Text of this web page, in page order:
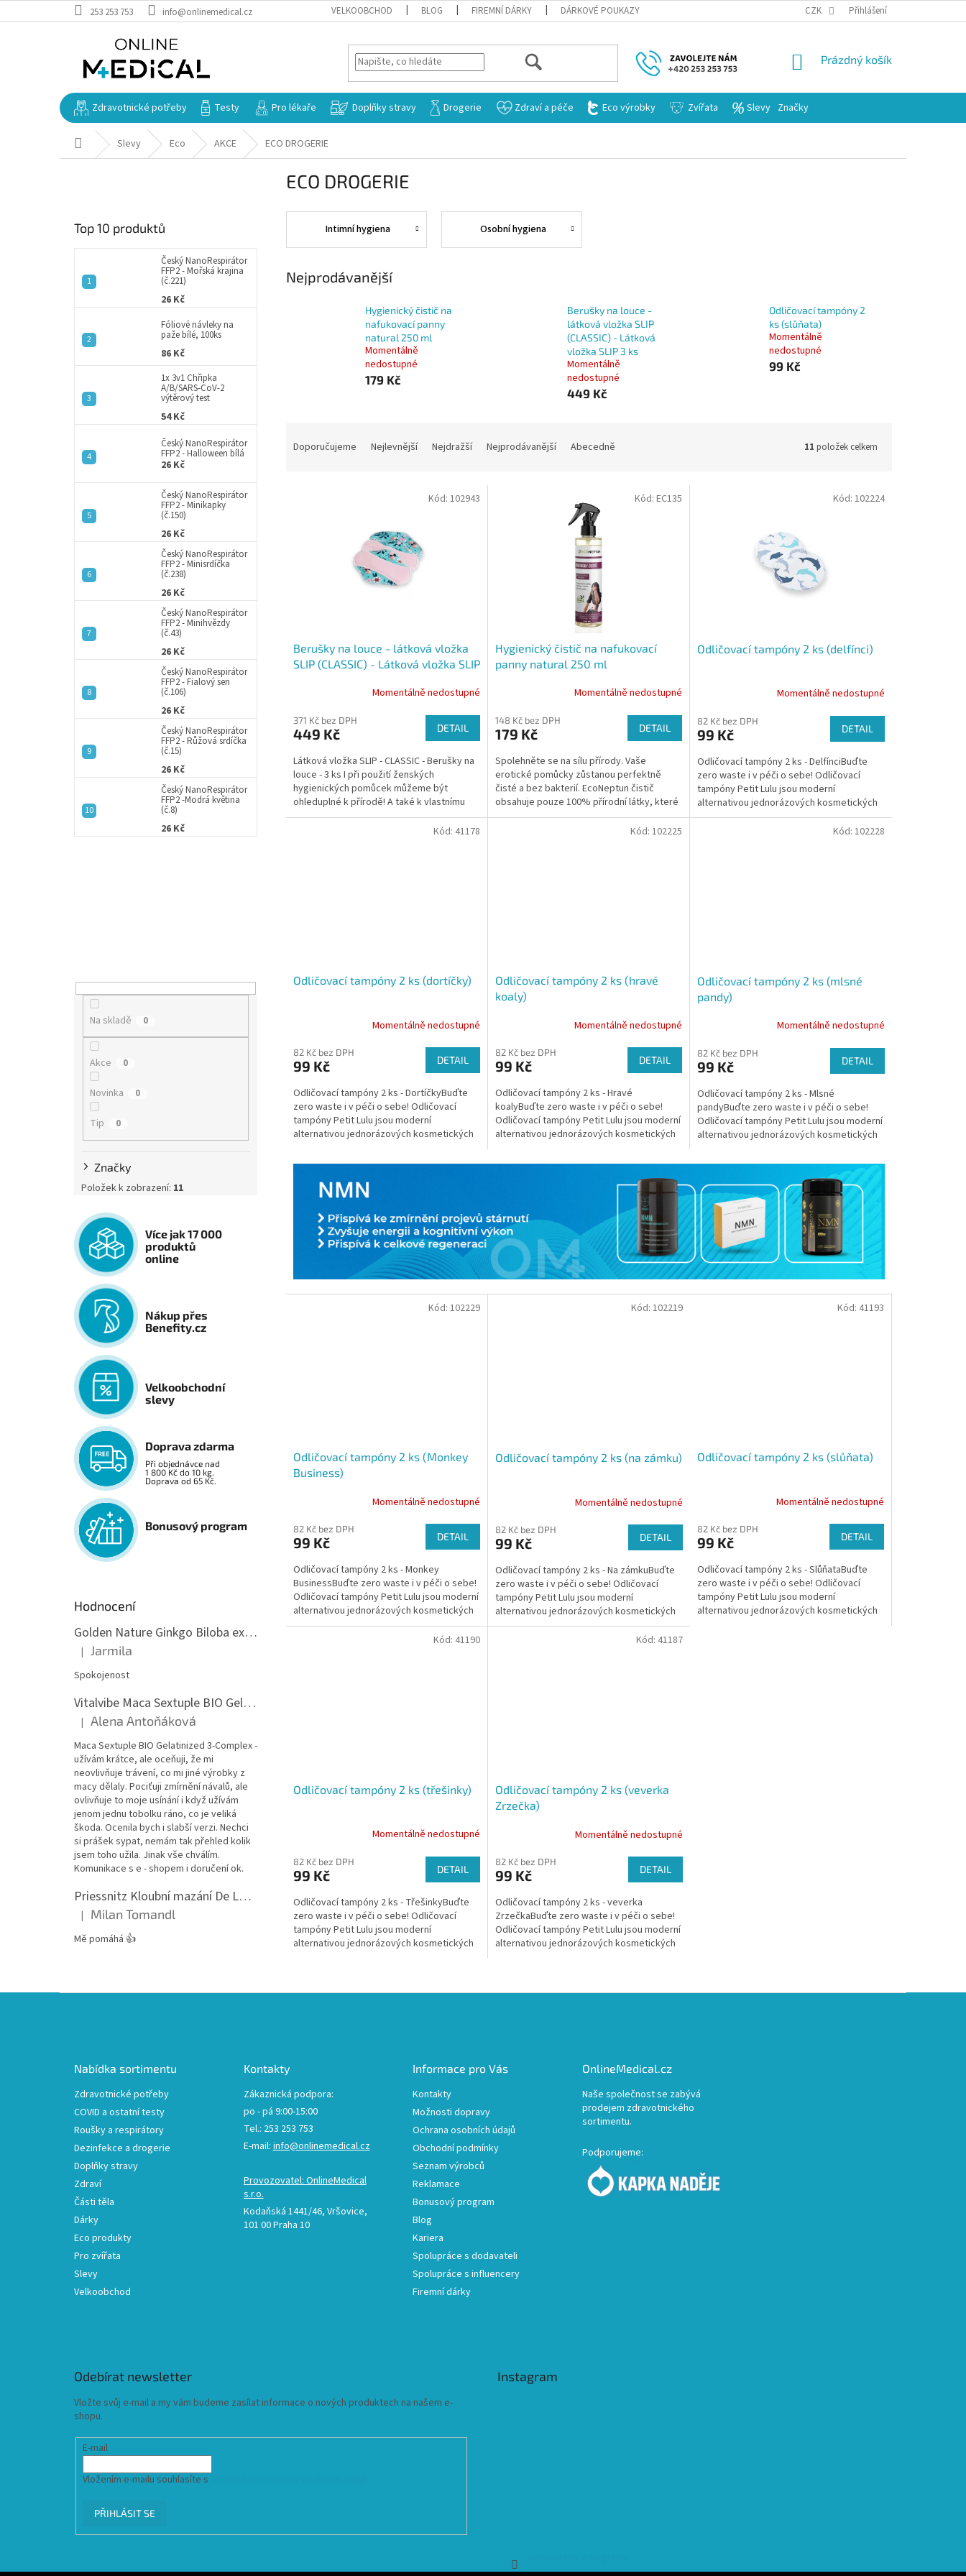
na
253 253 753 info@onlinemedical.cz VELKOOBCHOD BLOG FIREMNÍ DÁRKY DÁRKOVÉ POUKAZY CZK Přihlášení
HLEDAT
NÁKUPNÍ
Prázdný košík
Zdravotnické potřeby Testy Pro lékaře Doplňky stravy Drogerie Zdraví a péče Eco výrobky Zvířata Slevy Značky
Domů Slevy Eco AKCE ECO DROGERIE
Top 10 produktů
Český NanoRespirátor
FFP2 - Mořská krajina
(č.221)
26 Kč
Fóliové návleky na
paže bílé, 100ks
86 Kč
1x 3v1 Chřipka
A/B/SARS-CoV-2
výtěrový test
54 Kč
Český NanoRespirátor
FFP2 - Halloween bílá
26 Kč
Český NanoRespirátor
FFP2 - Minikapky
(č.150)
26 Kč
Český NanoRespirátor
FFP2 - Minisrdíčka
(č.238)
26 Kč
Český NanoRespirátor
FFP2 - Minihvězdy
(č.43)
26 Kč
Český NanoRespirátor
FFP2 - Fialový sen
(č.106)
26 Kč
Český NanoRespirátor
FFP2 - Růžová srdíčka
(č.15)
26 Kč
Český NanoRespirátor
FFP2 -Modrá květina
(č.8)
26 Kč
Na skladě 0
Akce 0
Novinka 0
Tip 0
Značky
Položek k zobrazení: 11
Více jak 17 000
produktů
online
Nákup přes
Benefity.cz
Velkoobchodní
slevy
Doprava zdarma
Při objednávce nad
1 800 Kč do 10 kg.
Doprava od 65 Kč.
Bonusový program
Hodnocení
Golden Nature Ginkgo Biloba extrakt 50:1 60mg, 100 kapslí
Hodnocení produktu je 5 z 5 hvězdiček.
| Jarmila
Spokojenost
Vitalvibe Maca Sextuple BIO Gelatinized 3-Complex, 60 kapslí
Hodnocení produktu je 5 z 5 hvězdiček.
| Alena Antoňáková
Maca Sextuple BIO Gelatinized 3-Complex -
užívám krátce, ale oceňuji, že mi
neovlivňuje trávení, co mi jiné výrobky z
macy dělaly. Pociťuji zmírnění návalů, ale
ovlivňuje to moje usínání i když užívám
jenom jednu tobolku ráno, co je veliká
škoda. Ocenila bych i slabší verzi. Nechci
si prášek sypat, nemám tak přehled kolik
jsem toho užila. Jinak vše chválím.
Komunikace s e - shopem i doručení ok.
Priessnitz Kloubní mazání De Luxe, 200ml
Hodnocení produktu je 5 z 5 hvězdiček.
| Milan Tomandl
Mě pomáhá 👍
ECO DROGERIE
Intimní hygiena Osobní hygiena
Nejprodávanější
Hygienický čistič na
nafukovací panny
natural 250 ml
Momentálně
nedostupné
179 Kč
Berušky na louce -
látková vložka SLIP
(CLASSIC) - Látková
vložka SLIP 3 ks
Momentálně
nedostupné
449 Kč
Odličovací tampóny 2
ks (slůňata)
Momentálně
nedostupné
99 Kč
Doporučujeme Nejlevnější Nejdražší Nejprodávanější Abecedně 11 položek celkem
Berušky na louce - látková vložka
SLIP (CLASSIC) - Látková vložka SLIP
Momentálně nedostupné
371 Kč bez DPH
449 Kč DETAIL
Látková vložka SLIP - CLASSIC - Berušky na
louce - 3 ks I při použití ženských
hygienických pomůcek můžeme být
ohleduplné k přírodě! A také k vlastnímu
tělu. U látkových vložek...
Kód: 102943
Hygienický čistič na nafukovací
panny natural 250 ml
Momentálně nedostupné
148 Kč bez DPH
179 Kč DETAIL
Spolehněte se na sílu přírody. Vaše
erotické pomůcky zůstanou perfektně
čisté a bez bakterií. EcoNeptun čistič
obsahuje pouze 100% přírodní látky, které
jsou šetrné k pokožce i...
Kód: EC135
Odličovací tampóny 2 ks (delfínci)
Momentálně nedostupné
82 Kč bez DPH
99 Kč DETAIL
Odličovací tampóny 2 ks - DelfínciBuďte
zero waste i v péči o sebe! Odličovací
tampóny Petit Lulu jsou moderní
alternativou jednorázových kosmetických
tamponů, které jsou často...
Kód: 102224
Odličovací tampóny 2 ks (dortíčky)
Momentálně nedostupné
82 Kč bez DPH
99 Kč DETAIL
Odličovací tampóny 2 ks - DortíčkyBuďte
zero waste i v péči o sebe! Odličovací
tampóny Petit Lulu jsou moderní
alternativou jednorázových kosmetických
Kód: 41178
Odličovací tampóny 2 ks (hravé
koaly)
Momentálně nedostupné
82 Kč bez DPH
99 Kč DETAIL
Odličovací tampóny 2 ks - Hravé
koalyBuďte zero waste i v péči o sebe!
Odličovací tampóny Petit Lulu jsou moderní
alternativou jednorázových kosmetických
Kód: 102225
Odličovací tampóny 2 ks (mlsné
pandy)
Momentálně nedostupné
82 Kč bez DPH
99 Kč DETAIL
Odličovací tampóny 2 ks - Mlsné
pandyBuďte zero waste i v péči o sebe!
Odličovací tampóny Petit Lulu jsou moderní
alternativou jednorázových kosmetických
Kód: 102228
Odličovací tampóny 2 ks (Monkey
Business)
Momentálně nedostupné
82 Kč bez DPH
99 Kč DETAIL
Odličovací tampóny 2 ks - Monkey
BusinessBuďte zero waste i v péči o sebe!
Odličovací tampóny Petit Lulu jsou moderní
alternativou jednorázových kosmetických
tamponů, které jsou...
Kód: 102229
Odličovací tampóny 2 ks (na zámku)
Momentálně nedostupné
82 Kč bez DPH
99 Kč DETAIL
Odličovací tampóny 2 ks - Na zámkuBuďte
zero waste i v péči o sebe! Odličovací
tampóny Petit Lulu jsou moderní
alternativou jednorázových kosmetických
tamponů, které jsou často...
Kód: 102219
Odličovací tampóny 2 ks (slůňata)
Momentálně nedostupné
82 Kč bez DPH
99 Kč DETAIL
Odličovací tampóny 2 ks - SlůňataBuďte
zero waste i v péči o sebe! Odličovací
tampóny Petit Lulu jsou moderní
alternativou jednorázových kosmetických
Kód: 41193
Odličovací tampóny 2 ks (třešinky)
Momentálně nedostupné
82 Kč bez DPH
99 Kč DETAIL
Odličovací tampóny 2 ks - TřešinkyBuďte
zero waste i v péči o sebe! Odličovací
tampóny Petit Lulu jsou moderní
alternativou jednorázových kosmetických
Kód: 41190
Odličovací tampóny 2 ks (veverka
Zrzečka)
Momentálně nedostupné
82 Kč bez DPH
99 Kč DETAIL
Odličovací tampóny 2 ks - veverka
ZrzečkaBuďte zero waste i v péči o sebe!
Odličovací tampóny Petit Lulu jsou moderní
alternativou jednorázových kosmetických
Kód: 41187
v
í
p
r
v
k
v
ý
p
i
Nabídka sortimentu
Zdravotnické potřeby
COVID a ostatní testy
Roušky a respirátory
Dezinfekce a drogerie
Doplňky stravy
Zdraví
Části těla
Dárky
Eco produkty
Pro zvířata
Slevy
Velkoobchod
Kontakty
Zákaznická podpora:
po - pá 9:00-15:00
Tel.: 253 253 753
E-mail:info@onlinemedical.cz
Provozovatel: OnlineMedical
s.r.o.
Kodaňská 1441/46, Vršovice,
101 00 Praha 10
Informace pro Vás
Kontakty
Možnosti dopravy
Ochrana osobních údajů
Obchodní podmínky
Seznam výrobců
Reklamace
Bonusový program
Blog
Kariera
Spolupráce s dodavateli
Spolupráce s influencery
Firemní dárky
OnlineMedical.cz
Naše společnost se zabývá
prodejem zdravotnického
sortimentu.
Podporujeme:
Odebírat newsletter
Vložte svůj e-mail a my vám budeme zasílat informace o nových produktech na našem e-
shopu.
E-mail
Vložením e-mailu souhlasíte s
PŘIHLÁSIT SE
Instagram